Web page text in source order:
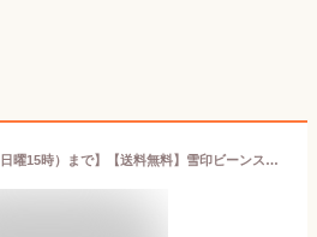
【☆】【あす楽17時（日曜15時）まで】【送料無料】雪印ビーンスターク株式会社 ビーンスターク すこやかM1 小缶 300g＜特別用途食品 乳児用調製粉乳＞(この商品は注文後のキャンセルができません)【△】【▲C】